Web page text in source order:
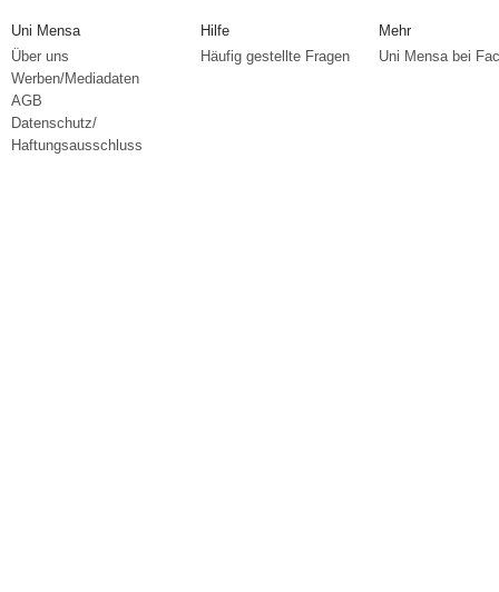
Uni Mensa
Über uns
Werben/Mediadaten
AGB
Datenschutz/
Haftungsausschluss
Hilfe
Häufig gestellte Fragen
Mehr
Uni Mensa bei